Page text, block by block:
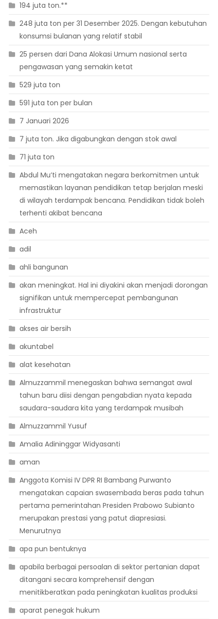
194 juta ton.**
248 juta ton per 31 Desember 2025. Dengan kebutuhan
konsumsi bulanan yang relatif stabil
25 persen dari Dana Alokasi Umum nasional serta
pengawasan yang semakin ketat
529 juta ton
591 juta ton per bulan
7 Januari 2026
7 juta ton. Jika digabungkan dengan stok awal
71 juta ton
Abdul Mu’ti mengatakan negara berkomitmen untuk
memastikan layanan pendidikan tetap berjalan meski
di wilayah terdampak bencana. Pendidikan tidak boleh
terhenti akibat bencana
Aceh
adil
ahli bangunan
akan meningkat. Hal ini diyakini akan menjadi dorongan
signifikan untuk mempercepat pembangunan
infrastruktur
akses air bersih
akuntabel
alat kesehatan
Almuzzammil menegaskan bahwa semangat awal
tahun baru diisi dengan pengabdian nyata kepada
saudara-saudara kita yang terdampak musibah
Almuzzammil Yusuf
Amalia Adininggar Widyasanti
aman
Anggota Komisi IV DPR RI Bambang Purwanto
mengatakan capaian swasembada beras pada tahun
pertama pemerintahan Presiden Prabowo Subianto
merupakan prestasi yang patut diapresiasi.
Menurutnya
apa pun bentuknya
apabila berbagai persoalan di sektor pertanian dapat
ditangani secara komprehensif dengan
menitikberatkan pada peningkatan kualitas produksi
aparat penegak hukum